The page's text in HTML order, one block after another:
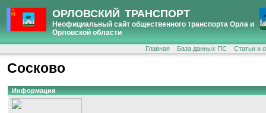
ОРЛОВСКИЙ ТРАНСПОРТ
Неофициальный сайт общественного транспорта Орла и
Орловской области
Главная База данных ПС Статьи и
Сосково
Информация